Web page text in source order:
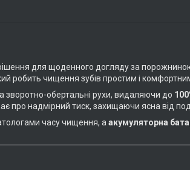
для щоденного догляду за
робить чищення зубів простим і
зворотно-обертальні рухи, видаляючи до
про надмірний тиск, захищаючи ясна від
часу чищення, а акумуляторна